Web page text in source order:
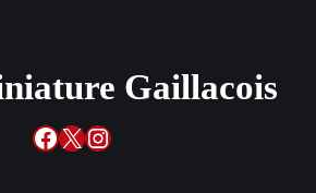
Gaillacois
Facebook
X Instagram